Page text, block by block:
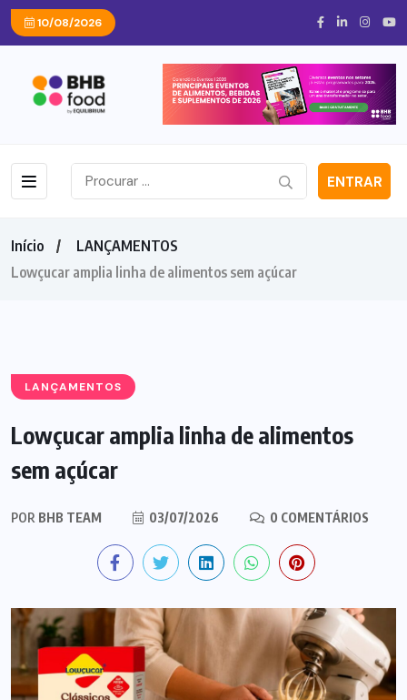
10/08/2026
ENTRAR
Início
LANÇAMENTOS
Lowçucar amplia linha de alimentos sem açúcar
LANÇAMENTOS
Lowçucar amplia linha de alimentos
sem açúcar
POR BHB TEAM 03/07/2026 0 COMENTÁRIOS